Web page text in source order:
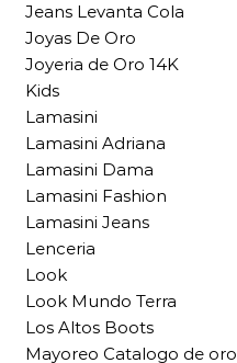
Jeans Levanta Cola
Joyas De Oro
Joyeria de Oro 14K
Kids
Lamasini
Lamasini Adriana
Lamasini Dama
Lamasini Fashion
Lamasini Jeans
Lenceria
Look
Look Mundo Terra
Los Altos Boots
Mayoreo Catalogo de oro